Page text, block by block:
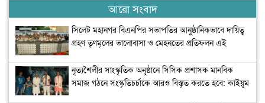
আরো সংবাদ
সিলেট মহানগর বিএনপির সভাপতির আনুষ্ঠানিকভাবে দায়িত্ব
গ্রহণ তৃণমূলের ভালোবাসা ও মেহনতের প্রতিফলন এই
নৃত্যশৈলীর সাংস্কৃতিক অনুষ্ঠানে সিসিক প্রশাসক মানবিক
সমাজ গঠনে সংস্কৃতিচর্চাকে আরও বিস্তৃত করতে হবে: কাইয়ুম